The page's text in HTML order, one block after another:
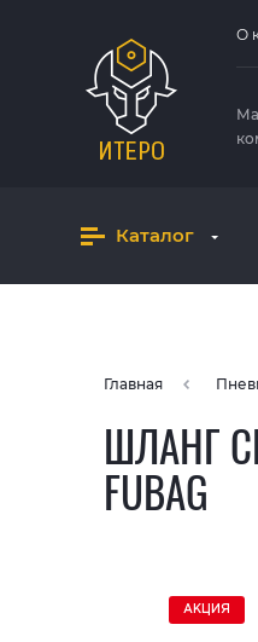
О
Каталог
Главная
ШЛАНГ
FUBAG
АКЦИЯ